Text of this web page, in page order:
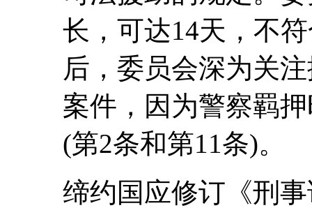
长，可达14天，不
后，委员会深为关
案件，因为警察羁
(第2条和第11条)。
缔约国应修订《刑